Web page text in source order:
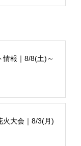
情報｜8/8(土)～
火大会｜8/3(月)